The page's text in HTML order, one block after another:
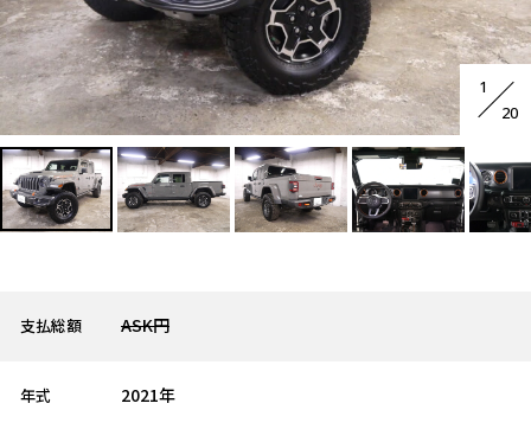
1
20
支払総額 ASK円
年式 2021年